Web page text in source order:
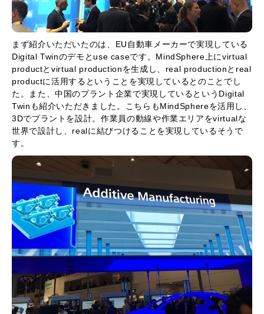
まず紹介いただいたのは、EU自動車メーカーで実現している
Digital Twinのデモとuse caseです。MindSphere上にvirtual
productとvirtual productionを生成し、real productionとreal
productに活用するということを実現しているとのことでし
た。また、中国のプラント企業で実現しているというDigital
Twinも紹介いただきました。こちらもMindSphereを活用し、
3Dでプラントを設計。作業員の動線や作業エリアをvirtualな
世界で設計し、realに結びつけることを実現しているそうで
す。